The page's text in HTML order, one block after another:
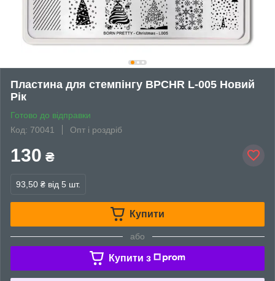
Пластина для стемпінгу BPCHR L-005 Новий
Рік
Готово до відправки
Код: 70041
Опт і роздріб
130 ₴
93,50 ₴ від 5 шт.
Купити
або
Купити з